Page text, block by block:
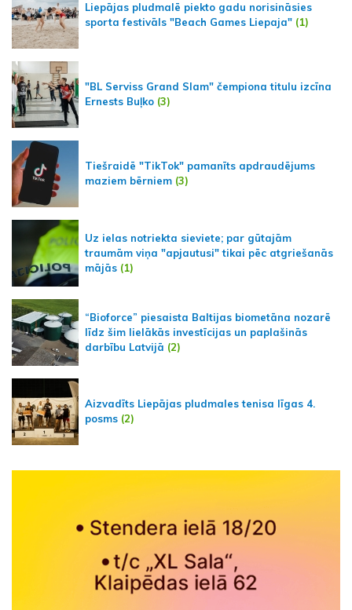
Liepājas pludmalē piekto gadu norisināsies
sporta festivāls "Beach Games Liepaja" (1)
"BL Serviss Grand Slam" čempiona titulu izcīna
Ernests Buļko (3)
Tiešraidē "TikTok" pamanīts apdraudējums
maziem bērniem (3)
Uz ielas notriekta sieviete; par gūtajām
traumām viņa "apjautusi" tikai pēc atgriešanās
mājās (1)
“Bioforce” piesaista Baltijas biometāna nozarē
līdz šim lielākās investīcijas un paplašinās
darbību Latvijā (2)
Aizvadīts Liepājas pludmales tenisa līgas 4.
posms (2)